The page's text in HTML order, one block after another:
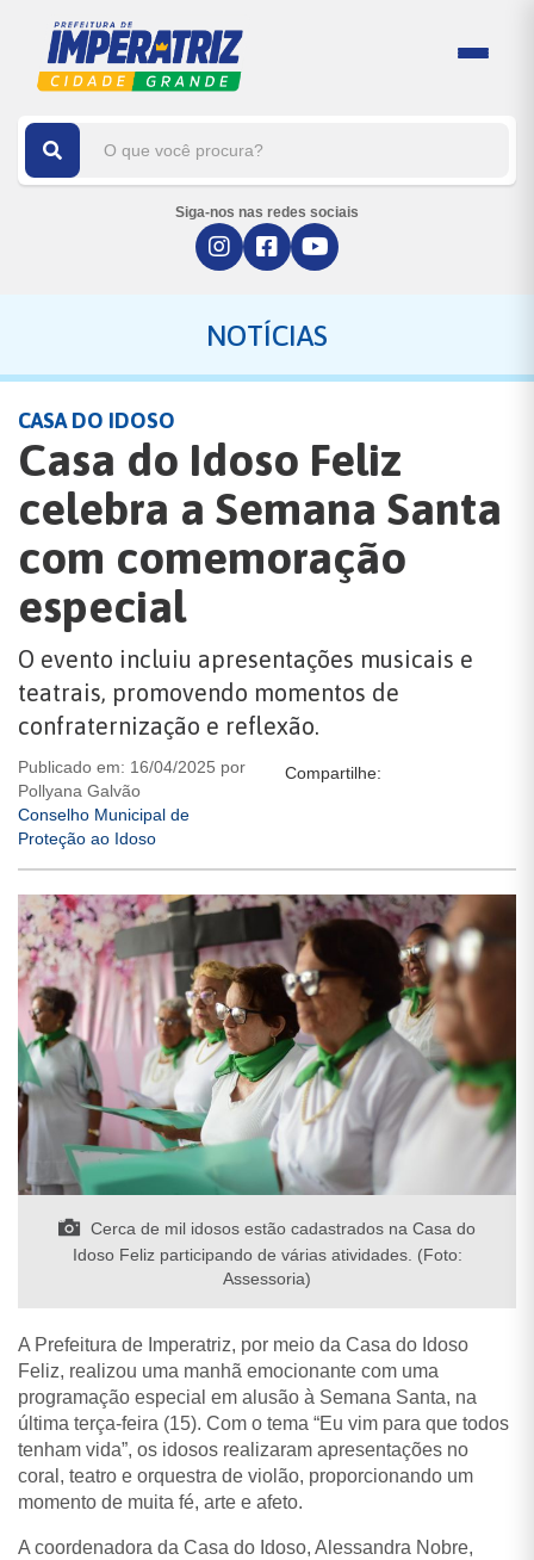
Siga-nos nas redes sociais
NOTÍCIAS
CASA DO IDOSO
Casa do Idoso Feliz
celebra a Semana Santa
com comemoração
especial
O evento incluiu apresentações musicais e
teatrais, promovendo momentos de
confraternização e reflexão.
Publicado em: 16/04/2025 por
Pollyana Galvão
Conselho Municipal de
Proteção ao Idoso
Compartilhe:
Cerca de mil idosos estão cadastrados na Casa do
Idoso Feliz participando de várias atividades. (Foto:
Assessoria)
A Prefeitura de Imperatriz, por meio da Casa do Idoso
Feliz, realizou uma manhã emocionante com uma
programação especial em alusão à Semana Santa, na
última terça-feira (15). Com o tema “Eu vim para que todos
tenham vida”, os idosos realizaram apresentações no
coral, teatro e orquestra de violão, proporcionando um
momento de muita fé, arte e afeto.
A coordenadora da Casa do Idoso, Alessandra Nobre,